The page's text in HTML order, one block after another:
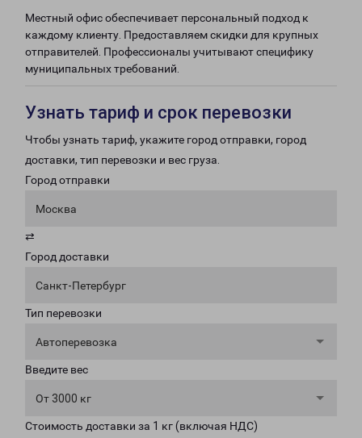
Местный офис обеспечивает персональный подход к
каждому клиенту. Предоставляем скидки для крупных
отправителей. Профессионалы учитывают специфику
муниципальных требований.
Узнать тариф и срок перевозки
Чтобы узнать тариф, укажите город отправки, город
доставки, тип перевозки и вес груза.
Город отправки
Москва
⇄
Город доставки
Санкт-Петербург
Тип перевозки
Автоперевозка
Введите вес
От 3000 кг
Стоимость доставки за 1 кг (включая НДС)